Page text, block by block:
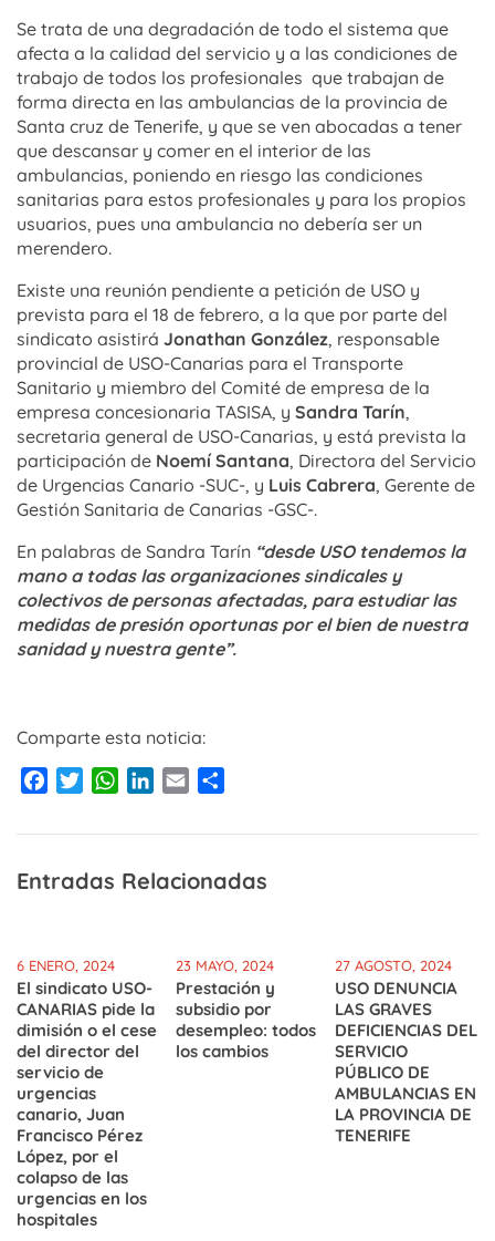
Se trata de una degradación de todo el sistema que
afecta a la calidad del servicio y a las condiciones de
trabajo de todos los profesionales que trabajan de
forma directa en las ambulancias de la provincia de
Santa cruz de Tenerife, y que se ven abocadas a tener
que descansar y comer en el interior de las
ambulancias, poniendo en riesgo las condiciones
sanitarias para estos profesionales y para los propios
usuarios, pues una ambulancia no debería ser un
merendero.
Existe una reunión pendiente a petición de USO y
prevista para el 18 de febrero, a la que por parte del
sindicato asistirá Jonathan González, responsable
provincial de USO-Canarias para el Transporte
Sanitario y miembro del Comité de empresa de la
empresa concesionaria TASISA, y Sandra Tarín,
secretaria general de USO-Canarias, y está prevista la
participación de Noemí Santana, Directora del Servicio
de Urgencias Canario -SUC-, y Luis Cabrera, Gerente de
Gestión Sanitaria de Canarias -GSC-.
En palabras de Sandra Tarín “desde USO tendemos la
mano a todas las organizaciones sindicales y
colectivos de personas afectadas, para estudiar las
medidas de presión oportunas por el bien de nuestra
sanidad y nuestra gente”.
Comparte esta noticia:
Facebook
TwitterWhatsApp
LinkedIn
Email
Entradas Relacionadas
6 ENERO, 2024
El sindicato USO-
CANARIAS pide la
dimisión o el cese
del director del
servicio de
urgencias
canario, Juan
Francisco Pérez
López, por el
colapso de las
urgencias en los
hospitales
23 MAYO, 2024
Prestación y
subsidio por
desempleo: todos
los cambios
27 AGOSTO, 2024
USO DENUNCIA
LAS GRAVES
DEFICIENCIAS DEL
SERVICIO
PÚBLICO DE
AMBULANCIAS EN
LA PROVINCIA DE
TENERIFE